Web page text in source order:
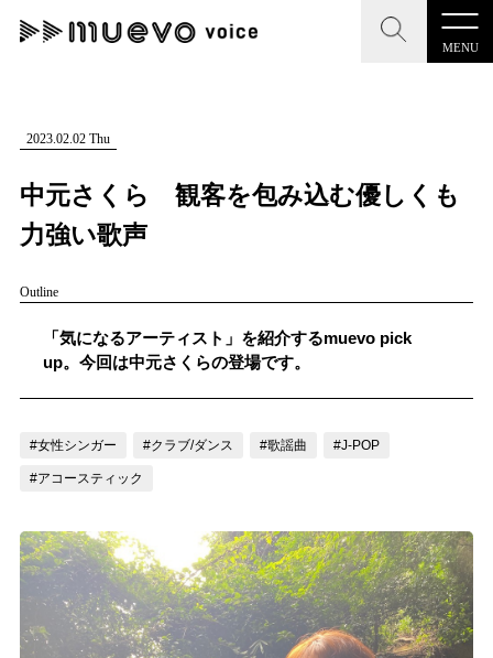
MENU
CLOSE
記事を検索する
人気ワード
#男性SSW #ポップス #女性SSW
CLOSE
"読者の声を形にする”音楽特化メディア
MENU
記事一覧
お問い合わせ
ログイン
LINK
2023.02.02 Thu
中元さくら 観客を包み込む優しくも
力強い歌声
Outline
「気になるアーティスト」を紹介するmuevo pick
up。今回は中元さくらの登場です。
#女性シンガー #クラブ/ダンス #歌謡曲 #J-POP
#アコースティック